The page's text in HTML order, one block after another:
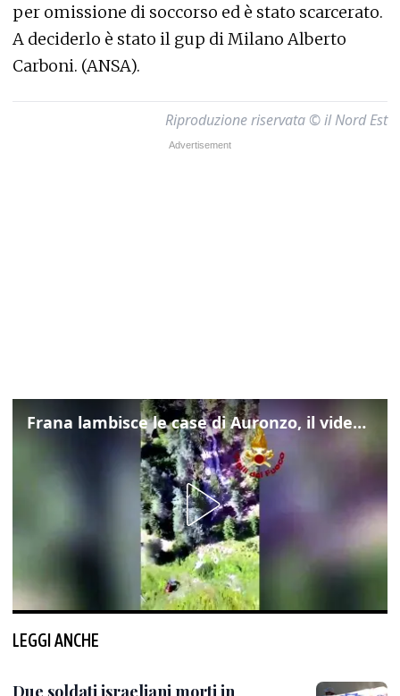
per omissione di soccorso ed è stato scarcerato.
A deciderlo è stato il gup di Milano Alberto
Carboni. (ANSA).
Riproduzione riservata © il Nord Est
Frana lambisce le case di Auronzo, il video dall'elicottero dei vigili del fuoco
LEGGI ANCHE
Due soldati israeliani morti in